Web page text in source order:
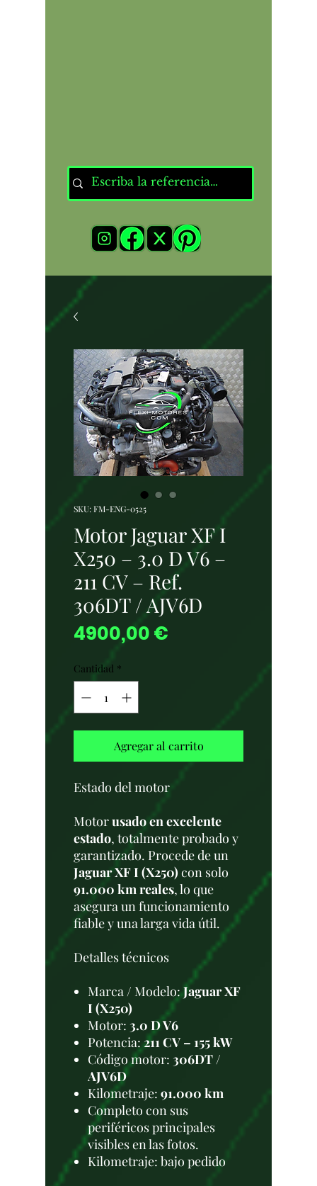
SKU: FM-ENG-0525
Motor Jaguar XF I
X250 – 3.0 D V6 –
211 CV – Ref.
306DT / AJV6D
4900,00 €
Cantidad *
Agregar al carrito
Estado del motor
Motorusado en excelente
estado, totalmente probado y
garantizado. Procede de un
Jaguar XF I (X250) con solo
91.000 km reales, lo que
asegura un funcionamiento
fiable y una larga vida útil.
Detalles técnicos
Marca / Modelo:Jaguar XF
I (X250)
Motor: 3.0 D V6
Potencia:211 CV – 155 kW
Código motor: 306DT /
AJV6D
Kilometraje: 91.000 km
Completo con sus
periféricos principales
visibles en las fotos.
Kilometraje: bajo pedido